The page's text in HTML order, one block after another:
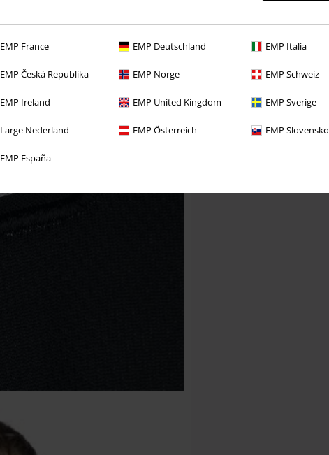
EMP France EMP Deutschland EMP Italia
EMP Česká Republika EMP Norge EMP Schweiz
EMP Ireland EMP United Kingdom EMP Sverige
Large Nederland EMP Österreich EMP Slovensko
EMP España